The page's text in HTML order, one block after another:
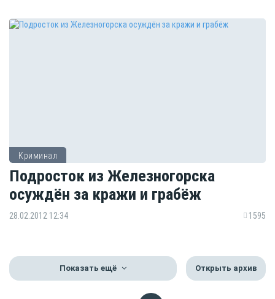
Криминал
Подросток из Железногорска
осуждён за кражи и грабёж
28.02.2012 12:34 1595
Показать ещё Открыть архив